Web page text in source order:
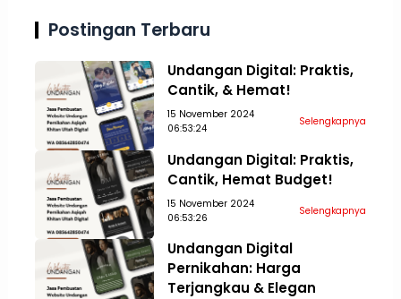
Aceh Tamiang
Aceh Tengah
Postingan Terbaru
Undangan Digital: Praktis,
Cantik, & Hemat!
15 November 2024
06:53:24
Selengkapnya
Undangan Digital: Praktis,
Cantik, Hemat Budget!
15 November 2024
06:53:26
Selengkapnya
Undangan Digital
Pernikahan: Harga
Terjangkau & Elegan